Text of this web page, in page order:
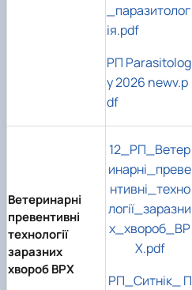
_паразитолог
ія.pdf
РП Parasitolog
y 2026 newv.p
df
Ветеринарні
превентивні
технології
заразних
хвороб ВРХ
12_РП_Ветер
инарні_преве
нтивні_техно
логії_заразни
х_хвороб_ВР
Х.pdf
РП_Ситнік_ П